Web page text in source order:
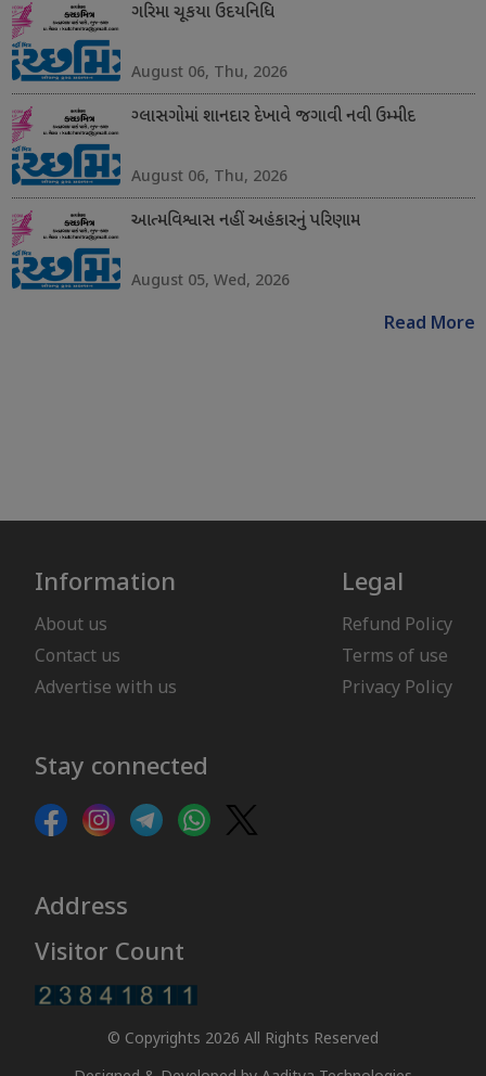
ગરિમા ચૂકયા ઉદયનિધિ
August 06, Thu, 2026
ગ્લાસગોમાં શાનદાર દેખાવે જગાવી નવી ઉમ્મીદ
August 06, Thu, 2026
આત્મવિશ્વાસ નહીં અહંકારનું પરિણામ
August 05, Wed, 2026
Read More
Information
About us
Contact us
Advertise with us
Legal
Refund Policy
Terms of use
Privacy Policy
Stay connected
Address
Visitor Count
© Copyrights 2026 All Rights Reserved